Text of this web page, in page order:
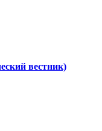
вестник)